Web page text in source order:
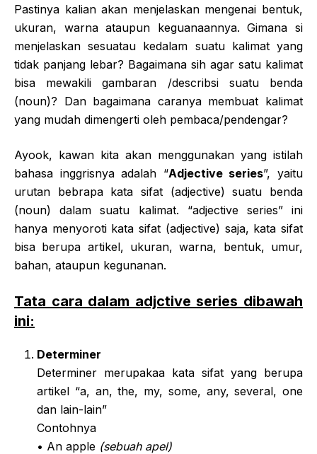
Pastinya kalian akan menjelaskan mengenai bentuk,
ukuran, warna ataupun keguanaannya. Gimana si
menjelaskan sesuatau kedalam suatu kalimat yang
tidak panjang lebar? Bagaimana sih agar satu kalimat
bisa mewakili gambaran /describsi suatu benda
(noun)? Dan bagaimana caranya membuat kalimat
yang mudah dimengerti oleh pembaca/pendengar?
Ayook, kawan kita akan menggunakan yang istilah
bahasa inggrisnya adalah “Adjective series”, yaitu
urutan bebrapa kata sifat (adjective) suatu benda
(noun) dalam suatu kalimat. “adjective series” ini
hanya menyoroti kata sifat (adjective) saja, kata sifat
bisa berupa artikel, ukuran, warna, bentuk, umur,
bahan, ataupun kegunanan.
Tata cara dalam adjctive series dibawah
ini:
Determiner
Determiner merupakaa kata sifat yang berupa
artikel “a, an, the, my, some, any, several, one
dan lain-lain”
Contohnya
• An apple (sebuah apel)